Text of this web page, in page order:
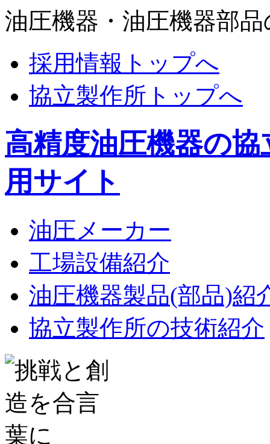
油圧機器・油圧機器部
採用情報トップへ
協立製作所トップへ
高精度油圧機器の
用サイト
油圧メーカー
工場設備紹介
油圧機器製品(部品)紹
協立製作所の技術紹介